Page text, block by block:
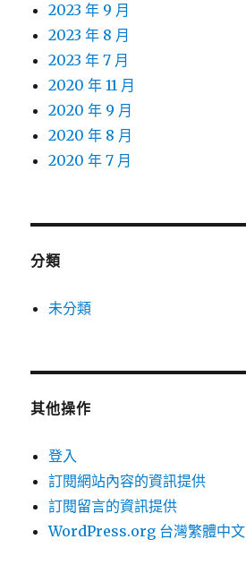
2023 年 9 月
2023 年 8 月
2023 年 7 月
2020 年 11 月
2020 年 9 月
2020 年 8 月
2020 年 7 月
分類
未分類
其他操作
登入
訂閱網站內容的資訊提供
訂閱留言的資訊提供
WordPress.org 台灣繁體中文